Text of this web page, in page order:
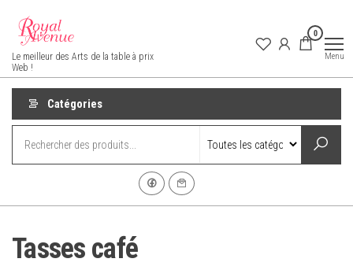
contenu
Royal Avenue
Le meilleur des Arts de la table à prix
Web !
0
Menu
Catégories
Tasses café